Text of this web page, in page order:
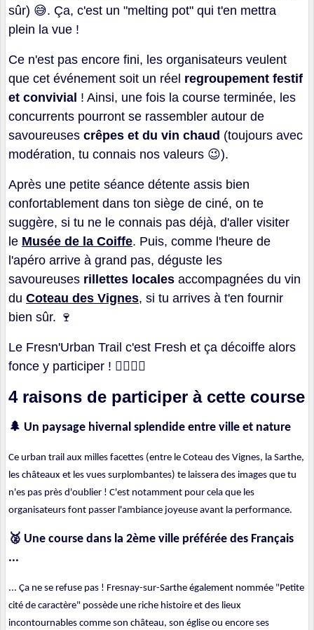
sûr) 😅. Ça, c'est un "melting pot" qui t'en mettra
plein la vue !
Ce n'est pas encore fini, les organisateurs veulent
que cet événement soit un réel regroupement festif
et convivial ! Ainsi, une fois la course terminée, les
concurrents pourront se rassembler autour de
savoureuses crêpes et du vin chaud (toujours avec
modération, tu connais nos valeurs 😉).
Après une petite séance détente assis bien
confortablement dans ton siège de ciné, on te
suggère, si tu ne le connais pas déjà, d'aller visiter
le Musée de la Coiffe. Puis, comme l'heure de
l'apéro arrive à grand pas, déguste les
savoureuses rillettes locales accompagnées du vin
du Coteau des Vignes, si tu arrives à t'en fournir
bien sûr. 🍷
Le Fresn'Urban Trail c'est Fresh et ça décoiffe alors
fonce y participer ! 🏃 🏃
4 raisons de participer à cette course
🌲 Un paysage hivernal splendide entre ville et nature
Ce urban trail aux milles facettes (entre le Coteau des Vignes, la Sarthe,
les châteaux et les vues surplombantes) te laissera des images que tu
n'es pas près d'oublier ! C'est notamment pour cela que les
organisateurs font passer l'ambiance joyeuse avant la performance.
🥈 Une course dans la 2ème ville préférée des Français
...
... Ça ne se refuse pas ! Fresnay-sur-Sarthe également nommée "Petite
cité de caractère" possède une riche histoire et des lieux
incontournables comme son château, son église ou encore ses